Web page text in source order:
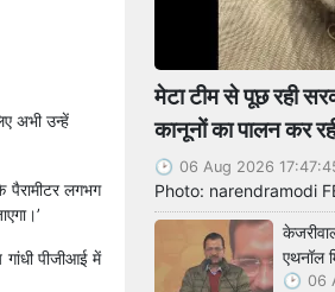
अभी उन्हें
पैरामीटर लगभग
पीजीआई में
मेटा टीम से पूछ रही
कानूनों का पालन कर
06 Aug 2026
Photo: narendramodi
एथनॉल
06